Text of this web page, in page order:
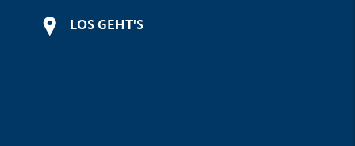
LOS GEHT'S